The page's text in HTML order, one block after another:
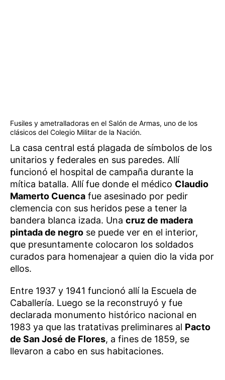
Fusiles y ametralladoras en el Salón de Armas, uno de los
clásicos del Colegio Militar de la Nación.
La casa central está plagada de símbolos de los
unitarios y federales en sus paredes. Allí
funcionó el hospital de campaña durante la
mítica batalla. Allí fue donde el médico Claudio
Mamerto Cuenca ­ fue asesinado por pedir
clemencia con sus heridos pese a tener la
bandera blanca izada. Una cruz de madera
pintada de negro se puede ver en el interior,
que presuntamente colocaron los soldados
curados para homenajear a quien dio la vida por
ellos.
Entre 1937 y 1941 funcionó allí la Escuela de
Caballería. Luego se la reconstruyó y fue
declarada monumento histórico nacional en
1983 ya que las tratativas preliminares al Pacto
de San José de Flores, a fines de 1859, se
llevaron a cabo en sus habitaciones.